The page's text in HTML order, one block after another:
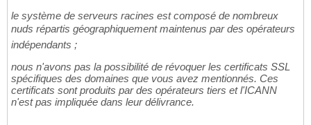
le système de serveurs racines est composé de nombreux
nuds répartis géographiquement maintenus par des opérateurs
indépendants ;
nous n'avons pas la possibilité de révoquer les certificats SSL
spécifiques des domaines que vous avez mentionnés. Ces
certificats sont produits par des opérateurs tiers et l'ICANN
n'est pas impliquée dans leur délivrance.